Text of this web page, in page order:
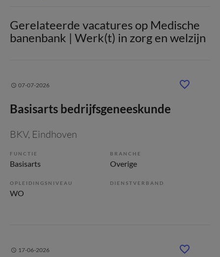
Gerelateerde vacatures op Medische
banenbank | Werk(t) in zorg en welzijn
07-07-2026
Basisarts bedrijfsgeneeskunde
BKV, Eindhoven
FUNCTIE
Basisarts
BRANCHE
Overige
OPLEIDINGSNIVEAU
WO
DIENSTVERBAND
17-06-2026